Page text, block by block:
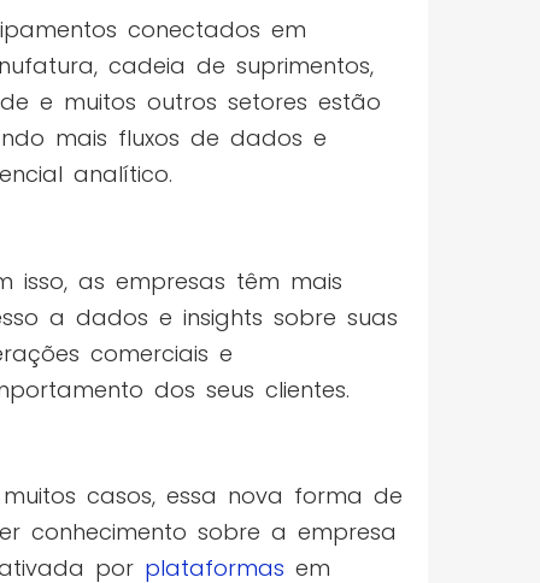
conectados em
cadeia de suprimentos,
e muitos outros setores estão
mais fluxos de dados e
analítico.
isso, as empresas têm mais
a dados e insights sobre suas
comerciais e
dos seus clientes.
muitos casos, essa nova forma de
conhecimento sobre a empresa
por plataformas em